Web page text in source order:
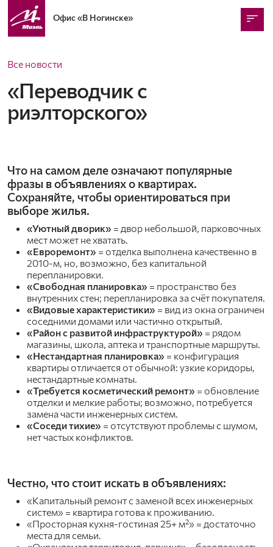
Офис«В Ногинске»
Все новости
«Переводчик с
риэлторского»
Что на самом деле означают популярные
фразы в объявлениях о квартирах.
Сохраняйте, чтобы ориентироваться при
выборе жилья.
«Уютный дворик» = двор небольшой, парковочных
мест может не хватать.
«Евроремонт» = отделка выполнена качественно в
2010-м, но, возможно, без капитальной
перепланировки.
«Свободная планировка» = пространство без
внутренних стен; перепланировка за счёт покупателя.
«Видовые характеристики» = вид из окна ограничен
соседними домами или частично открытый.
«Район с развитой инфраструктурой» = рядом
магазины, школа, аптека и транспортные маршруты.
«Нестандартная планировка» = конфигурация
квартиры отличается от обычной: узкие коридоры,
нестандартные комнаты.
«Требуется косметический ремонт» = обновление
отделки и мелкие работы; возможно, потребуется
замена части инженерных систем.
«Соседи тихие» = отсутствуют проблемы с шумом,
нет частых конфликтов.
Честно, что стоит искать в объявлениях:
«Капитальный ремонт с заменой всех инженерных
систем» = квартира готова к проживанию.
«Просторная кухня-гостиная 25+ м²» = достаточно
места для семьи.